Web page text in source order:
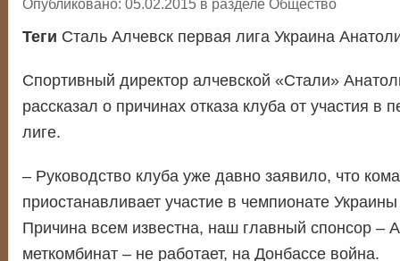
Опубликовано: 05.02.2015 в разделе Общество
Теги Сталь Алчевск первая лига Украина
Спортивный директор алчевской «Стали»
рассказал о причинах отказа клуба от участия в
лиге.
– Руководство клуба уже давно заявило, что
приостанавливает участие в чемпионате
Причина всем известна, наш главный спонсор –
меткомбинат – не работает, на Донбассе война.